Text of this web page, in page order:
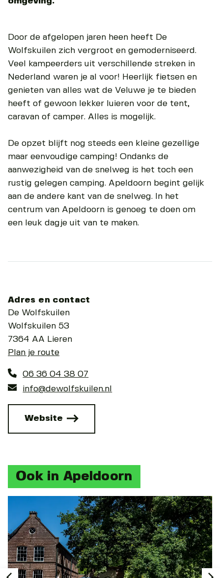
Door de afgelopen jaren heen heeft De
Wolfskuilen zich vergroot en gemoderniseerd.
Veel kampeerders uit verschillende streken in
Nederland waren je al voor! Heerlijk fietsen en
genieten van alles wat de Veluwe je te bieden
heeft of gewoon lekker luieren voor de tent,
caravan of camper. Alles is mogelijk.
De opzet blijft nog steeds een kleine gezellige
maar eenvoudige camping! Ondanks de
aanwezigheid van de snelweg is het toch een
rustig gelegen camping. Apeldoorn begint gelijk
aan de andere kant van de snelweg. In het
centrum van Apeldoorn is genoeg te doen om
een leuk dagje uit van te maken.
Adres en contact
De Wolfskuilen
Wolfskuilen 53
7364 AA Lieren
Plan je route
06 36 04 38 07
info@dewolfskuilen.nl
Website
Ook in Apeldoorn